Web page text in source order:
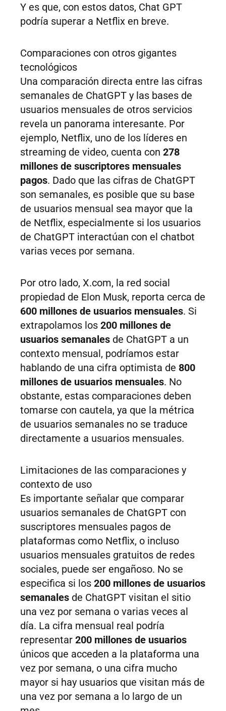
Y es que, con estos datos, Chat GPT
podría superar a Netflix en breve.
Comparaciones con otros gigantes
tecnológicos
Una comparación directa entre las cifras
semanales de ChatGPT y las bases de
usuarios mensuales de otros servicios
revela un panorama interesante. Por
ejemplo, Netflix, uno de los líderes en
streaming de video, cuenta con 278
millones de suscriptores mensuales
pagos. Dado que las cifras de ChatGPT
son semanales, es posible que su base
de usuarios mensual sea mayor que la
de Netflix, especialmente si los usuarios
de ChatGPT interactúan con el chatbot
varias veces por semana.
Por otro lado, X.com, la red social
propiedad de Elon Musk, reporta cerca de
600 millones de usuarios mensuales. Si
extrapolamos los 200 millones de
usuarios semanales de ChatGPT a un
contexto mensual, podríamos estar
hablando de una cifra optimista de 800
millones de usuarios mensuales. No
obstante, estas comparaciones deben
tomarse con cautela, ya que la métrica
de usuarios semanales no se traduce
directamente a usuarios mensuales.
Limitaciones de las comparaciones y
contexto de uso
Es importante señalar que comparar
usuarios semanales de ChatGPT con
suscriptores mensuales pagos de
plataformas como Netflix, o incluso
usuarios mensuales gratuitos de redes
sociales, puede ser engañoso. No se
especifica si los 200 millones de usuarios
semanales de ChatGPT visitan el sitio
una vez por semana o varias veces al
día. La cifra mensual real podría
representar 200 millones de usuarios
únicos que acceden a la plataforma una
vez por semana, o una cifra mucho
mayor si hay usuarios que visitan más de
una vez por semana a lo largo de un